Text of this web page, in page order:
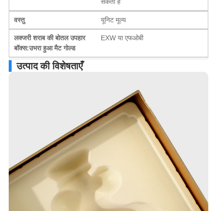
वस्तु यूनिट मूल्य
लक्जरी शराब की बोतल उपहार
बॉक्स:उभरा हुआ मैट गोल्ड
EXW या एफओबी
उत्पाद की विशेषताएँ